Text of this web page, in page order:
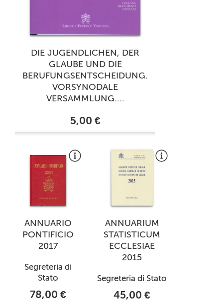
DIE JUGENDLICHEN, DER
GLAUBE UND DIE
BERUFUNGSENTSCHEIDUNG.
VORSYNODALE
VERSAMMLUNG....
5,00 €
ANNUARIO
PONTIFICIO
2017
Segreteria di
Stato
78,00 €
ANNUARIUM
STATISTICUM
ECCLESIAE
2015
Segreteria di Stato
45,00 €